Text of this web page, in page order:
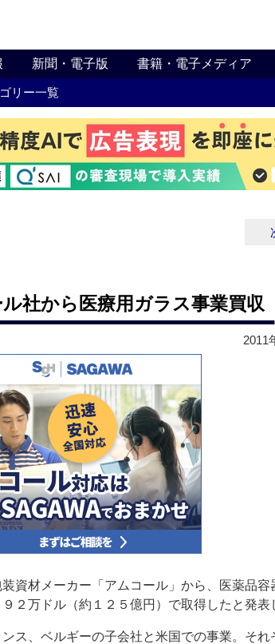
新聞・電子版 書籍・電子メディア
リー一覧
社から医療用ガラス事業買収
2011
資材メーカー「アムコール」から、医薬品容
２万ドル（約１２５億円）で取得したと発表
ス、ベルギーの子会社と米国での事業。それ